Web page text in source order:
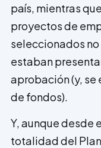
país, mientras
proyectos de
seleccionados no
estaban
aprobación (y,
de fondos).
Y, aunque desde
totalidad del